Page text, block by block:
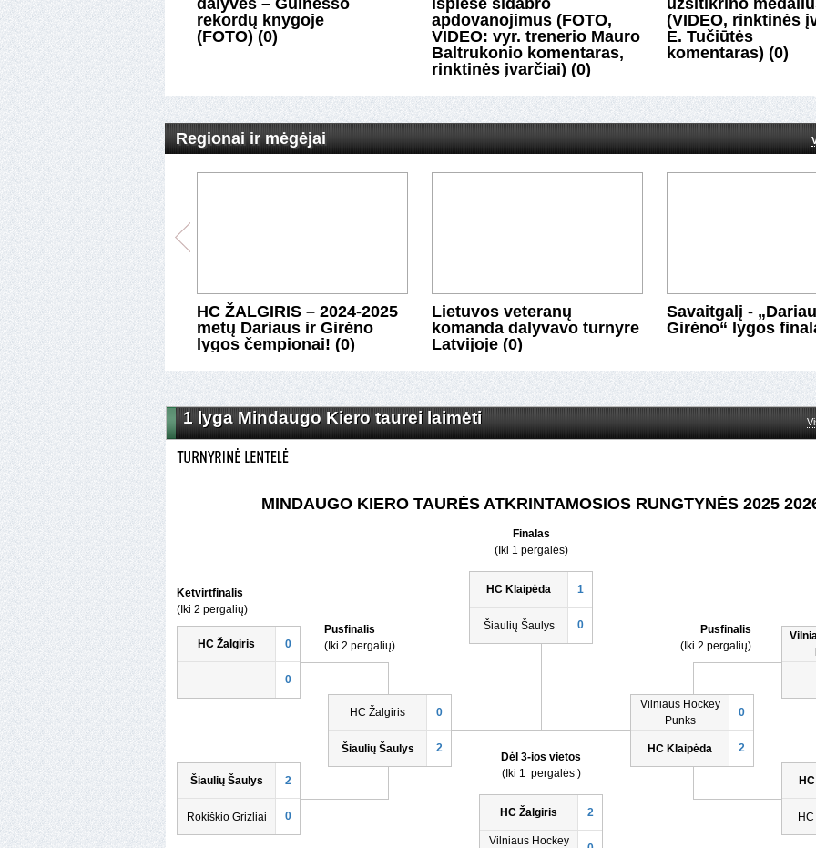
finale (0)
dalyvės – Guinesso
rekordų knygoje
(FOTO) (0)
išplėšė sidabro
apdovanojimus (FOTO,
VIDEO: vyr. trenerio Mauro
Baltrukonio komentaras,
rinktinės įvarčiai) (0)
užsitikrino
(VIDEO, rinktinės
E. Tučiūtės
komentaras) (0)
Regionai ir mėgėjai
ir Girėno lyga:
KARYS ir
ROKIŠKIS. (0)
HC ŽALGIRIS – 2024-2025
metų Dariaus ir Girėno
lygos čempionai! (0)
Lietuvos veteranų
komanda dalyvavo turnyre
Latvijoje (0)
Savaitgalį -
Girėno“ lygos
1 lyga Mindaugo Kiero taurei laimėti
1 lyga Mindaugo Kiero taurei laimėti
MINDAUGO KIERO TAURĖS ATKRINTAMOSIOS RUNGTYNĖS 2025
Finalas
(Iki 1 pergalės)
HC Klaipėda 1
Šiaulių Šaulys 0
Pusfinalis
(Iki 2 pergalių)
HC Žalgiris 0
Šiaulių Šaulys 2
Pusfinalis
(Iki 2 pergalių)
Vilniaus Hockey
Punks
0
HC Klaipėda 2
Ketvirtfinalis
(Iki 2 pergalių)
HC Žalgiris 0
0
Šiaulių Šaulys 2
Rokiškio Grizliai 0
Dėl 3-ios vietos
(Iki 1 pergalės )
HC Žalgiris 2
Vilniaus Hockey